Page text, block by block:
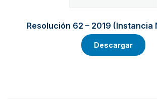
Resolución 62 – 2019 (Instancia
Descargar